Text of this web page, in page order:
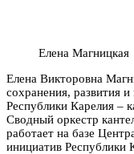
Елена Магницкая
Елена Викторовна
сохранения, развития
Республики Карелия –
Сводный оркестр
работает на базе
инициатив Республики